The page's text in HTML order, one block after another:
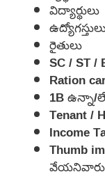
విద్యార్థులు
రైతులు
SC / ST
Ration
1B
Tenant /
Income
Thumb